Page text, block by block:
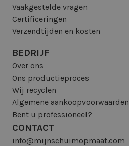
Vaakgestelde vragen
Certificeringen
Verzendtijden en kosten
BEDRIJF
Over ons
Ons productieproces
Wij recyclen
Algemene aankoopvoorwaarden
Bent u professioneel?
CONTACT
info@mijnschuimopmaat.com